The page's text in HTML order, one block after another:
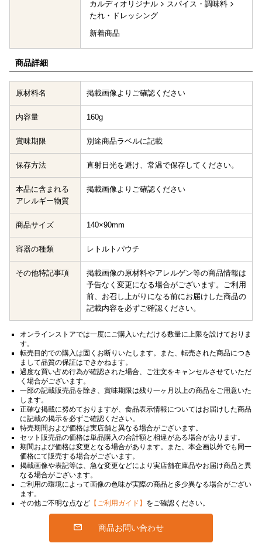
カルディオリジナル
スパイス・調味料
たれ・ドレッシング
新着商品
商品詳細
原材料名 掲載画像よりご確認ください
内容量 160g
賞味期限 別途商品ラベルに記載
保存方法 直射日光を避け、常温で保存してください。
本品に含まれる
アレルギー物質
掲載画像よりご確認ください
商品サイズ 140×90mm
容器の種類 レトルトパウチ
その他特記事項
掲載画像の原材料やアレルゲン等の商品情報は
予告なく変更になる場合がございます。ご利用
前、お召し上がりになる前にお届けした商品の
記載内容を必ずご確認ください。
オンラインストアでは一度にご購入いただける数量に上限を設けておりま
す。
転売目的での購入は固くお断りいたします。また、転売された商品につき
まして品質の保証はできかねます。
過度な買い占め行為が確認された場合、ご注文をキャンセルさせていただ
く場合がございます。
一部の記載販売品を除き、賞味期限は残り一ヶ月以上の商品をご用意いた
します。
正確な掲載に努めておりますが、食品表示情報についてはお届けした商品
に記載の掲示を必ずご確認ください。
特売期間および価格は実店舗と異なる場合がございます。
セット販売品の価格は単品購入の合計額と相違がある場合があります。
期間および価格は変更となる場合があります。また、本企画以外でも同一
価格にて販売する場合がございます。
掲載画像や表記等は、急な変更などにより実店舗在庫品やお届け商品と異
なる場合がございます。
ご利用の環境によって画像の色味が実際の商品と多少異なる場合がござい
ます。
その他ご不明な点など 【ご利用ガイド】 をご確認ください。
商品お問い合わせ